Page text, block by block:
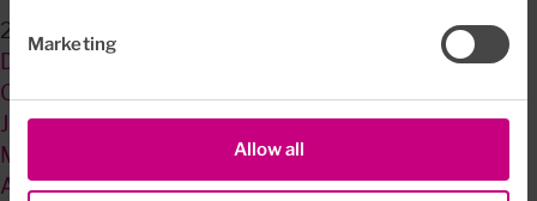
Marketing
Allow all
2023
December
Oktober
Juni
Maj
April